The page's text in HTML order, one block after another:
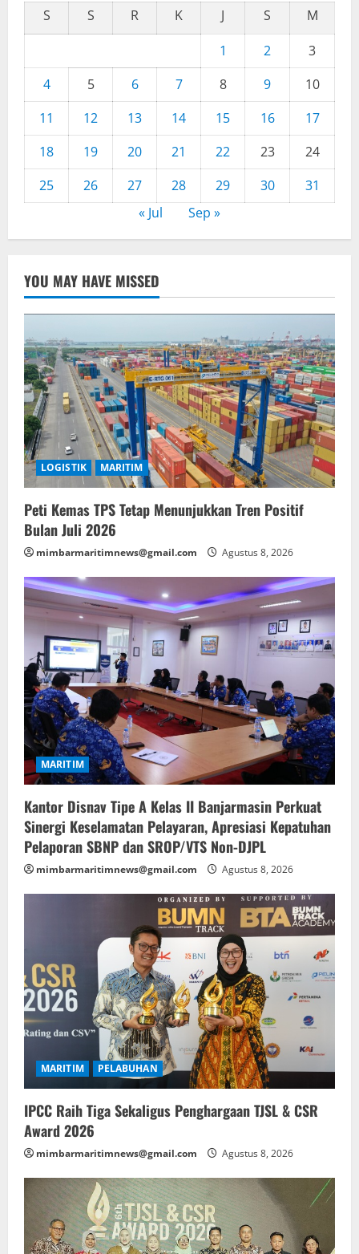
S S R K J S
M
1
2
3
4
5 6 7 8 9
10
11
12 13 14 15 16
17
18
19 20 21 22 23
24
25
26 27 28 29 30
31
« Jul
Sep »
YOU MAY HAVE MISSED
LOGISTIK MARITIM
Peti Kemas TPS Tetap Menunjukkan Tren Positif
Bulan Juli 2026
mimbarmaritimnews@gmail.com Agustus 8, 2026
MARITIM
Kantor Disnav Tipe A Kelas II Banjarmasin Perkuat
Sinergi Keselamatan Pelayaran, Apresiasi Kepatuhan
Pelaporan SBNP dan SROP/VTS Non-DJPL
mimbarmaritimnews@gmail.com Agustus 8, 2026
MARITIM PELABUHAN
IPCC Raih Tiga Sekaligus Penghargaan TJSL & CSR
Award 2026
mimbarmaritimnews@gmail.com Agustus 8, 2026